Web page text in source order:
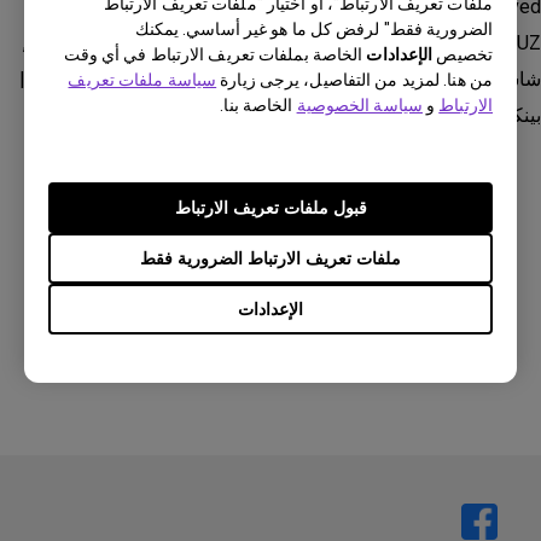
الضرورية فقط" لرفض كل ما هو غير أساسي. يمكنك
تخصيص الإعدادات الخاصة بملفات تعريف الارتباط في أي وقت
من هنا. لمزيد من التفاصيل، يرجى زيارة سياسة ملفات تعريف
الارتباط و سياسة الخصوصية الخاصة بنا.
الإعدادات
ملفات تعريف الارتباط الضرورية فقط
قبول ملفات تعريف الارتباط
EX3200R, EX3210R, EX3210U, EX3415R, EX3501R Curved
Gaming Monitor with Eye-care Technology | BenQ, EX480UZ,
شاشة 2K ألعاب EX2780Q بقدرة 144 هرتز ومزودة بتقنية HDRi |
بينكيو
هل كانت هذه المعلومات مفيدة؟